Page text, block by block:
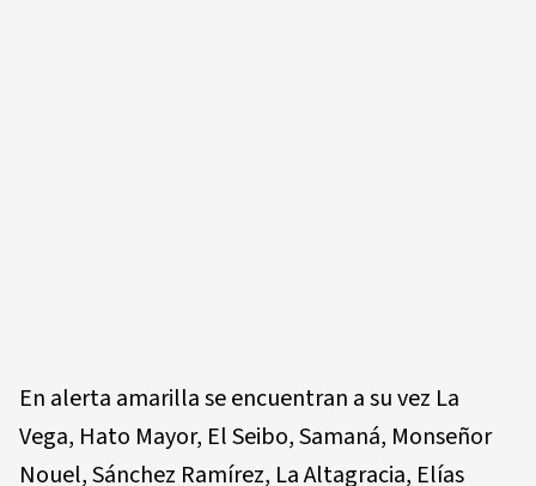
En alerta amarilla se encuentran a su vez La
Vega, Hato Mayor, El Seibo, Samaná, Monseñor
Nouel, Sánchez Ramírez, La Altagracia, Elías